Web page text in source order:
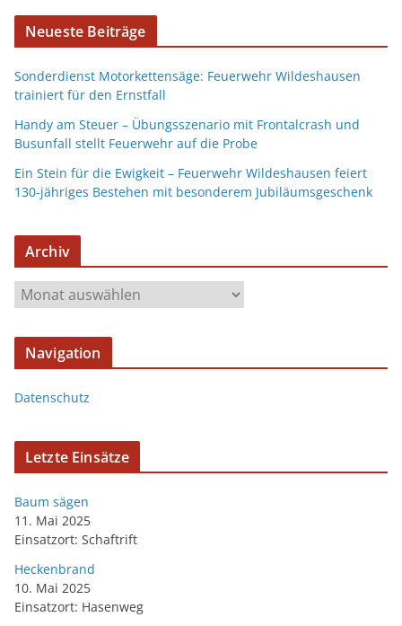
Neueste Beiträge
Sonderdienst Motorkettensäge: Feuerwehr Wildeshausen
trainiert für den Ernstfall
Handy am Steuer – Übungsszenario mit Frontalcrash und
Busunfall stellt Feuerwehr auf die Probe
Ein Stein für die Ewigkeit – Feuerwehr Wildeshausen feiert
130-jähriges Bestehen mit besonderem Jubiläumsgeschenk
Archiv
Navigation
Datenschutz
Letzte Einsätze
Baum sägen
11. Mai 2025
Einsatzort: Schaftrift
Heckenbrand
10. Mai 2025
Einsatzort: Hasenweg